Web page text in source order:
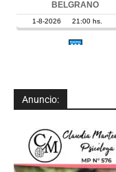
Anuncio: